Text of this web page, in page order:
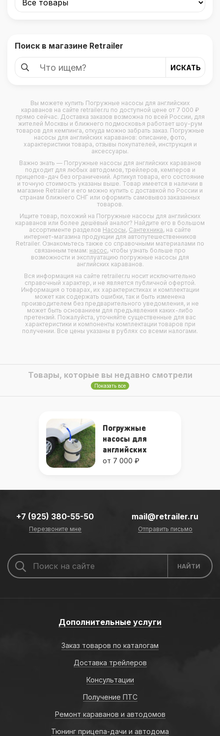
Поиск в магазине Retrailer
Вы можете купить Погружные насосы для английских
караванов на сайте retrailer.ru по доступной цене от 7 000 ₽
прямо сейчас. Доставка заказов возможна по всей России, для
жителей Москвы и ближнего подмосковья работает шоу-рум
товаров для кемпинга, откуда можно забрать заказ. Погружные
насосы для английских караванов: описание, фото,
характеристики товара, отзывы покупателей, инструкция и
аксессуары.
Важно знать — Погружные насосы для английских караванов
подходит для любых автодомов, трейлеров, кемперов и
прицепов-дач без ограничений. Артикул товара, его состояние
и точную стоимость указаны выше. Товар имеется в наличии в
магазине Retrailer и его можно купить с доставкой по России и
странам ближнего СНГ или оформить самовывоз заказанных
товаров.
Ищите товар, похожий на Погружные насосы для английских
караванов или более дешёвый аналог? Найдите его в большом
ассортименте разделов Насосы, Сантехника, на сайте
интернет-магазина продукции для автопутешественников
Retrailer. Ознакомьтесь также со справочными материалами по
связанным темам: насос, чтобы узнать больше про
возможности и эксплуатацию погружные насосы для
английских караванов.
Вся информация на сайте retrailer.ru носит исключительно
справочный характер, и не является публичной офертой.
Информация о товарах, их характеристиках и комплектации
может как содержать ошибки, так и быть изменена
производителем без предварительного уведомления, и не
может быть основанием для предъявления каких-либо
претензий. Пожалуйста, уточняйте существенные для вас
характеристики и компоненты комплектации товаров при
получении. Все цены указаны в рублях со всеми налогами.
Товары, которые вы недавно смотрели
Показать все
Погружные
насосы для
английских
караванов
от 7 000 ₽
+7 (925) 380-55-50
Перезвоните мне
mail@retrailer.ru
Отправить письмо
Дополнительные услуги
Заказ товаров по каталогам
Доставка трейлеров
Консультации
Получение ПТС
Ремонт караванов и автодомов
Тюнинг прицепа-дачи и автодома